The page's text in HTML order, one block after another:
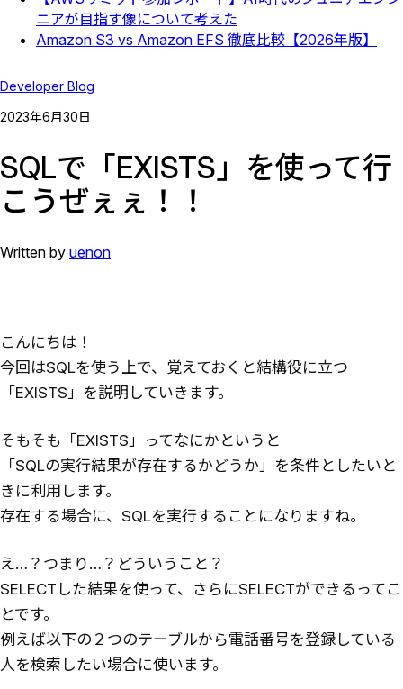
ニアが目指す像について考えた
Amazon S3 vs Amazon EFS 徹底比較【2026年版】
Developer Blog
2023年6月30日
SQLで「EXISTS」を使って行
こうぜぇぇ！！
Written by uenon
こんにちは！
今回はSQLを使う上で、覚えておくと結構役に立つ
「EXISTS」を説明していきます。
そもそも「EXISTS」ってなにかというと
「SQLの実行結果が存在するかどうか」を条件としたいと
きに利用します。
存在する場合に、SQLを実行することになりますね。
え…？つまり…？どういうこと？
SELECTした結果を使って、さらにSELECTができるってこ
とです。
例えば以下の２つのテーブルから電話番号を登録している
人を検索したい場合に使います。